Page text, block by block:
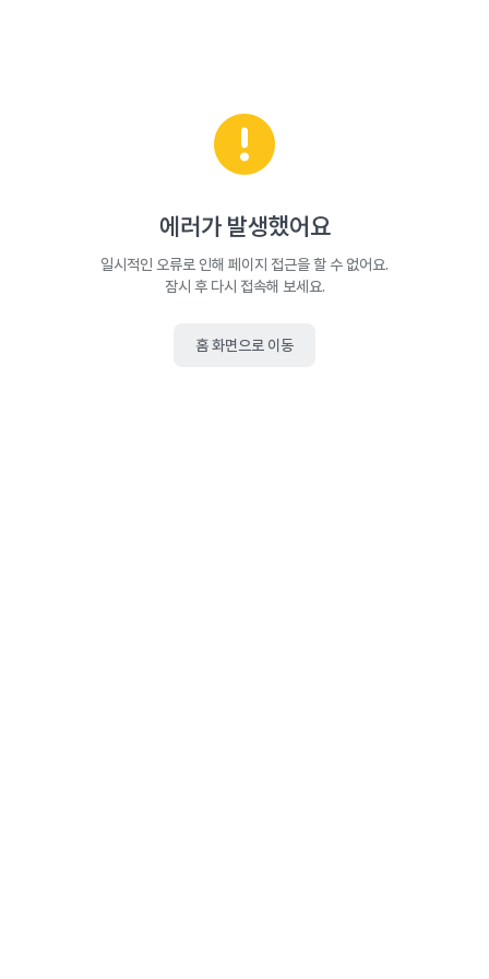
에러가 발생했어요
일시적인 오류로 인해 페이지 접근을 할 수 없어요.
잠시 후 다시 접속해 보세요.
홈 화면으로 이동